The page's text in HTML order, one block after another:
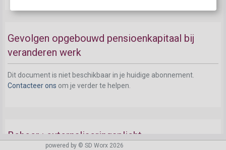
Gevolgen opgebouwd pensioenkapitaal bij
veranderen werk
Dit document is niet beschikbaar in je huidige abonnement.
Contacteer ons om je verder te helpen.
Beheer : externaliseringsplicht
powered by © SD Worx 2026